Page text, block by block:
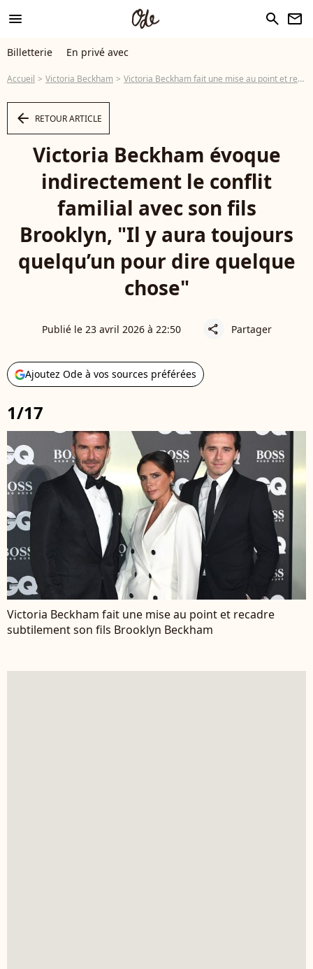
menu search newsletter
Billetterie En privé avec
Accueil Victoria Beckham Victoria Beckham fait une mise au point et recadre subtilement son fils Brooklyn Beckham
arrow_left RETOUR ARTICLE
Victoria Beckham évoque
indirectement le conflit
familial avec son fils
Brooklyn, "Il y aura toujours
quelqu’un pour dire quelque
chose"
Publié le 23 avril 2026 à 22:50 share Partager
Ajoutez Ode à vos sources préférées
1/17
Victoria Beckham fait une mise au point et recadre
subtilement son fils Brooklyn Beckham